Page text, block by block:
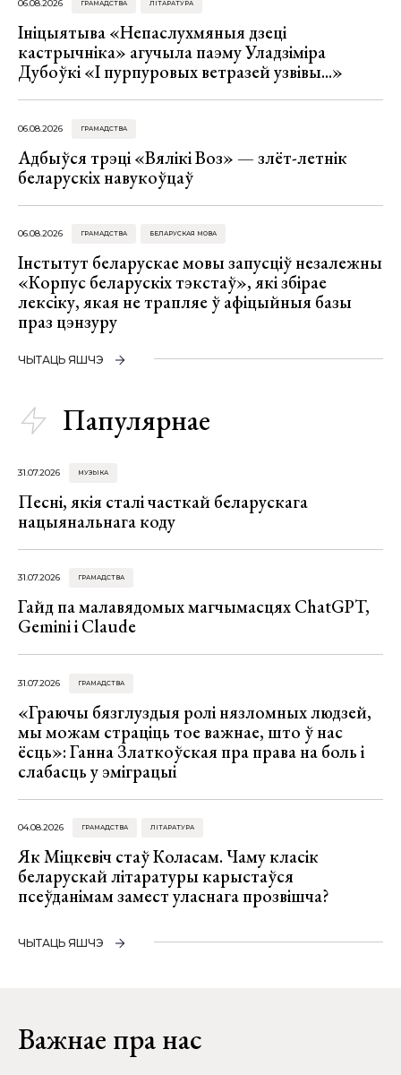
06.08.2026 ГРАМАДСТВА ЛІТАРАТУРА
Ініцыятыва «Непаслухмяныя дзеці
кастрычніка» агучыла паэму Уладзіміра
Дубоўкі «І пурпуровых ветразей узвівы...»
06.08.2026 ГРАМАДСТВА
Адбыўся трэці «Вялікі Воз» — злёт-летнік
беларускіх навукоўцаў
06.08.2026 ГРАМАДСТВА БЕЛАРУСКАЯ МОВА
Інстытут беларускае мовы запусціў незалежны
«Корпус беларускіх тэкстаў», які збірае
лексіку, якая не трапляе ў афіцыйныя базы
праз цэнзуру
ЧЫТАЦЬ ЯШЧЭ
Папулярнае
31.07.2026 МУЗЫКА
Песні, якія сталі часткай беларускага
нацыянальнага коду
31.07.2026 ГРАМАДСТВА
Гайд па малавядомых магчымасцях ChatGPT,
Gemini і Claude
31.07.2026 ГРАМАДСТВА
«Граючы бязглуздыя ролі нязломных людзей,
мы можам страціць тое важнае, што ў нас
ёсць»: Ганна Златкоўская пра права на боль і
слабасць у эміграцыі
04.08.2026 ГРАМАДСТВА ЛІТАРАТУРА
Як Міцкевіч стаў Коласам. Чаму класік
беларускай літаратуры карыстаўся
псеўданімам замест уласнага прозвішча?
ЧЫТАЦЬ ЯШЧЭ
Важнае пра нас